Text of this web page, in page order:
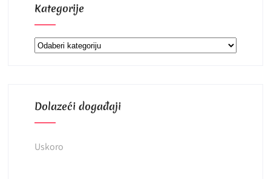
Kategorije
Kategorije
Dolazeći događaji
Uskoro